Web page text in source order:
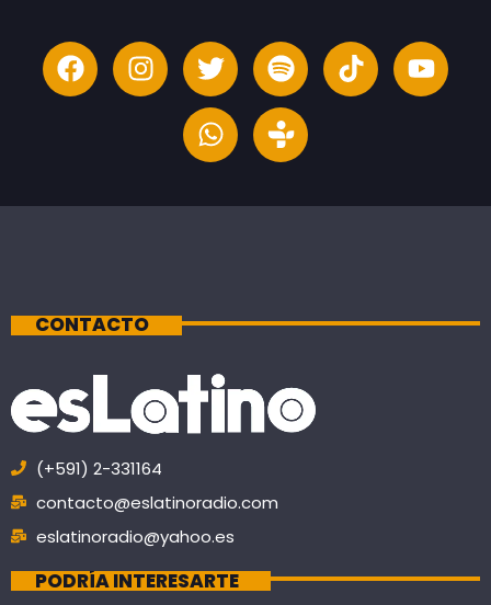
CONTACTO
(+591) 2-331164
contacto@eslatinoradio.com
eslatinoradio@yahoo.es
PODRÍA INTERESARTE